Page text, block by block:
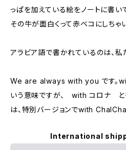
っぱを加えている絵をノートに書い
その牛が面白くって赤ベコにしちゃ
アラビア語で書かれているのは、私
We are always with you です。
いう意味ですが、 with コロナ と
は、特別バージョンでwith
International